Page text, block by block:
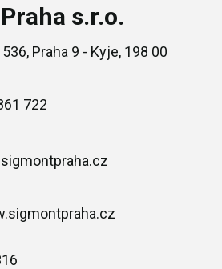
s.r.o.
Praha 9 - Kyje, 198 00
722